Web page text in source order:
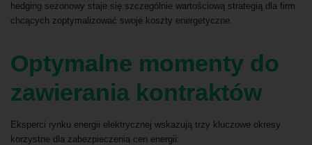
hedging sezonowy staje się szczególnie wartościową strategią dla firm
chcących zoptymalizować swoje koszty energetyczne.
Optymalne momenty do
zawierania kontraktów
Eksperci rynku energii elektrycznej wskazują trzy kluczowe okresy
korzystne dla zabezpieczenia cen energii: